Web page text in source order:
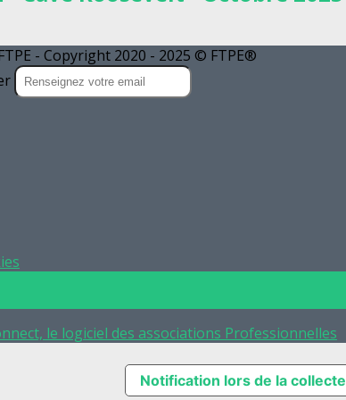
- Copyright 2020 - 2025 © FTPE®
le logiciel des associations Professionnelles
Notification lors de la collecte